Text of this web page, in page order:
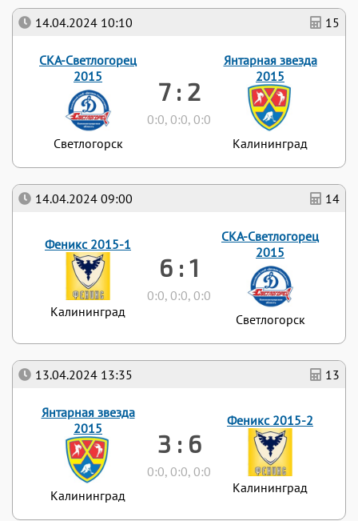
13.04.2024 13:35 13
Янтарная звезда
2015
Калининград
3 : 6
0:0, 0:0, 0:0
Феникс 2015-2
Калининград
14.04.2024 09:00 14
Феникс 2015-1
Калининград
6 : 1
0:0, 0:0, 0:0
СКА-Светлогорец
2015
Светлогорск
14.04.2024 10:10 15
СКА-Светлогорец
2015
Светлогорск
7 : 2
0:0, 0:0, 0:0
Янтарная звезда
2015
Калининград